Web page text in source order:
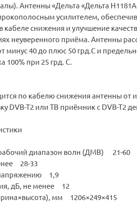
Антенны «Дельта «Дельта
усилителем,
кабеле снижения и улучшение
неуверенного приёма. Антенны
минус 40 до плюс 50 грд.С и
100% при 25 грд. С.
по кабелю снижения антенны от
DVB-T2 или ТВ приёмник с DVB-T2
диапазон волн (ДМВ) 21-60
28-33
1,9
дБ, не менее 12
мм 1206×249×415